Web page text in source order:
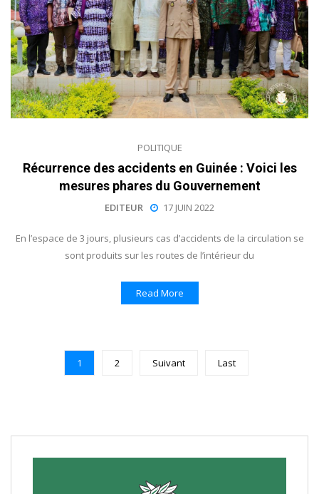
POLITIQUE
Récurrence des accidents en Guinée : Voici les
mesures phares du Gouvernement
EDITEUR 17 JUIN 2022
En l’espace de 3 jours, plusieurs cas d’accidents de la circulation se
sont produits sur les routes de l’intérieur du
Read More
1 2 Suivant Last